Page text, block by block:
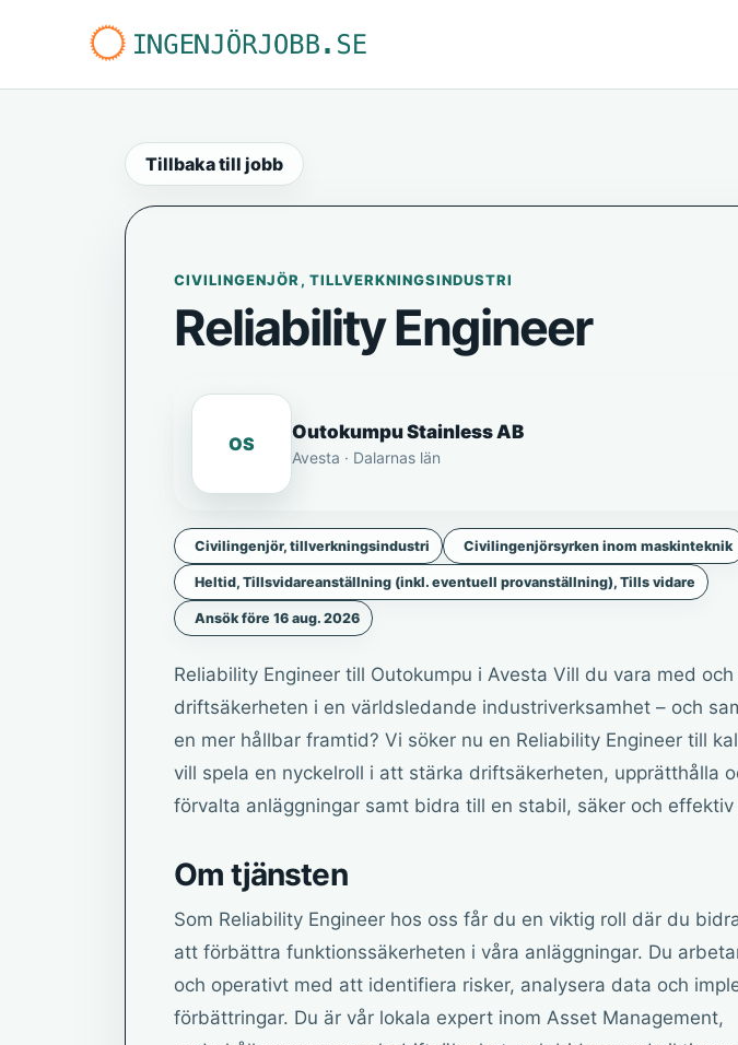
Tillbaka till jobb
CIVILINGENJÖR, TILLVERKNINGSINDUSTRI
Reliability Engineer
OS
Outokumpu Stainless AB
Avesta · Dalarnas län
Civilingenjör, tillverkningsindustri Civilingenjörsyrken inom maskinteknik
Heltid, Tillsvidareanställning (inkl. eventuell provanställning), Tills vidare
Ansök före 16 aug. 2026
Reliability Engineer till Outokumpu i Avesta Vill du vara med
driftsäkerheten i en världsledande industriverksamhet – och
en mer hållbar framtid? Vi söker nu en Reliability Engineer till
vill spela en nyckelroll i att stärka driftsäkerheten, upprätthålla
förvalta anläggningar samt bidra till en stabil, säker och
Om tjänsten
Som Reliability Engineer hos oss får du en viktig roll där du
att förbättra funktionssäkerheten i våra anläggningar. Du
och operativt med att identifiera risker, analysera data och
förbättringar. Du är vår lokala expert inom Asset Management,